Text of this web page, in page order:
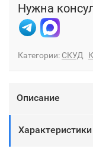
Нужна
Категории: СКУД
Описание
Характеристики